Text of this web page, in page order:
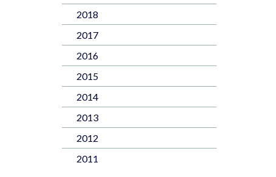
2018
2017
2016
2015
2014
2013
2012
2011